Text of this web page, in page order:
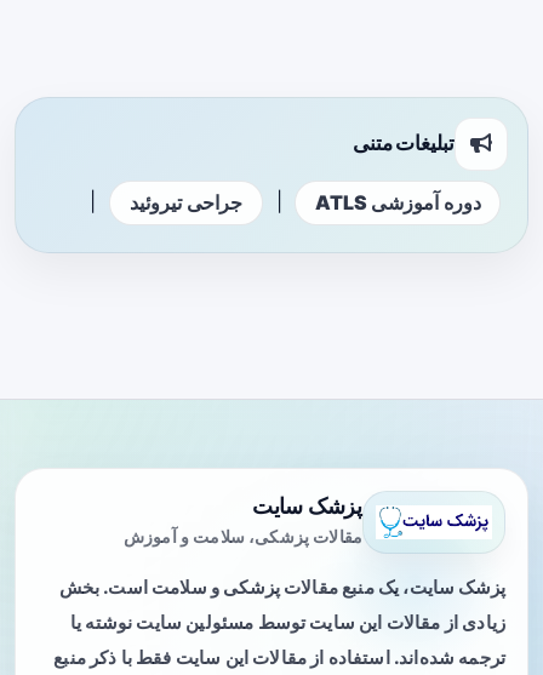
تبلیغات متنی
دوره آموزشی ATLS جراحی تیروئید
پزشک سایت
مقالات پزشکی، سلامت و آموزش
پزشک سایت، یک منبع مقالات پزشکی و سلامت است. بخش
زیادی از مقالات این سایت توسط مسئولین سایت نوشته یا
ترجمه شده‌اند. استفاده از مقالات این سایت فقط با ذکر منبع